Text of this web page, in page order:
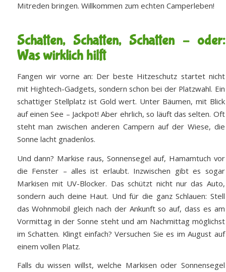
Mitreden bringen. Willkommen zum echten Camperleben!
Schatten, Schatten, Schatten – oder:
Was wirklich hilft
Fangen wir vorne an: Der beste Hitzeschutz startet nicht
mit Hightech-Gadgets, sondern schon bei der Platzwahl. Ein
schattiger Stellplatz ist Gold wert. Unter Bäumen, mit Blick
auf einen See – Jackpot! Aber ehrlich, so läuft das selten. Oft
steht man zwischen anderen Campern auf der Wiese, die
Sonne lacht gnadenlos.
Und dann? Markise raus, Sonnensegel auf, Hamamtuch vor
die Fenster – alles ist erlaubt. Inzwischen gibt es sogar
Markisen mit UV-Blocker. Das schützt nicht nur das Auto,
sondern auch deine Haut. Und für die ganz Schlauen: Stell
das Wohnmobil gleich nach der Ankunft so auf, dass es am
Vormittag in der Sonne steht und am Nachmittag möglichst
im Schatten. Klingt einfach? Versuchen Sie es im August auf
einem vollen Platz.
Falls du wissen willst, welche Markisen oder Sonnensegel